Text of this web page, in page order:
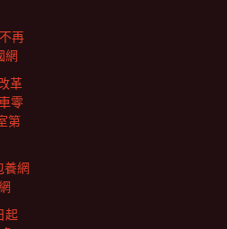
再
網
革
零
第
養網
起